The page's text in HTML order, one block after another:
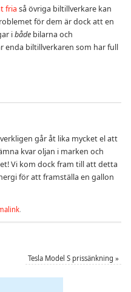
fria så övriga biltillverkare kan
för dem är dock att en
ibåde bilarna och
enda biltillverkaren som har full
går åt lika mycket el att
kvar oljan i marken och
Vi kom dock fram till att detta
för att framställa en gallon
.
Tesla Model S prissänkning »